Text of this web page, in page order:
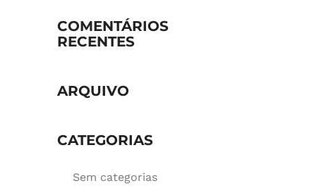
COMENTÁRIOS
RECENTES
ARQUIVO
CATEGORIAS
Sem categorias